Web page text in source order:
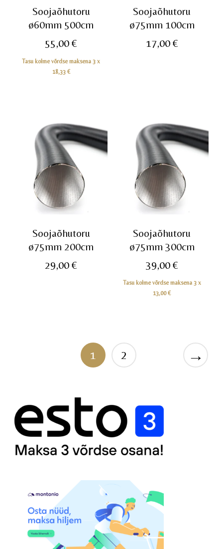
Soojaõhutoru
ø60mm 500cm
55,00€
Tasu kolme võrdse maksena 3 x
18,33 €
Soojaõhutoru
ø75mm 100cm
17,00 €
Soojaõhutoru
ø75mm 200cm
29,00€
Soojaõhutoru
ø75mm 300cm
39,00 €
Tasu kolme võrdse maksena 3 x
13,00€
1 2 →